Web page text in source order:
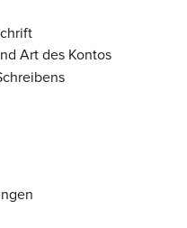
Art des Kontos